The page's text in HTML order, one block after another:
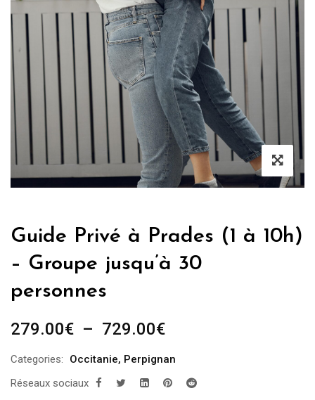
Guide Privé à Prades (1 à 10h)
– Groupe jusqu’à 30
personnes
279.00€ – 729.00€Plage
prix :
279.00€
Categories: Occitanie, Perpignan
Réseaux sociaux